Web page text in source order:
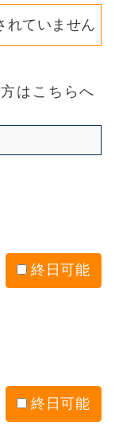
れていません
はこちらへ
終日可能
終日可能